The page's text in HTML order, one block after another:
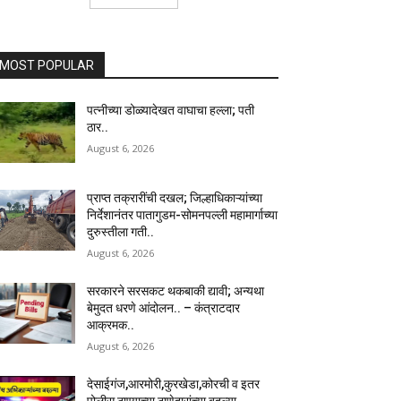
MOST POPULAR
पत्नीच्या डोळ्यादेखत वाघाचा हल्ला; पती
ठार..
August 6, 2026
प्राप्त तक्रारींची दखल; जिल्हाधिकाऱ्यांच्या
निर्देशानंतर पातागुडम-सोमनपल्ली महामार्गाच्या
दुरुस्तीला गती..
August 6, 2026
सरकारने सरसकट थकबाकी द्यावी; अन्यथा
बेमुदत धरणे आंदोलन.. – कंत्राटदार
आक्रमक..
August 6, 2026
देसाईगंज,आरमोरी,कुरखेडा,कोरची व इतर